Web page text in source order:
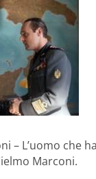
– L’uomo che
Marconi.